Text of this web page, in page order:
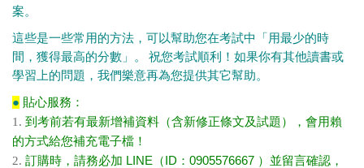
案。
這些是一些常用的方法，可以幫助您在考試中「用最少的時
間，獲得最高的分數」。 祝您考試順利！如果你有其他讀書或
學習上的問題，我們樂意再為您提供其它幫助。
● 貼心服務：
1. 到考前若有最新增補資料（含新修正條文及試題），會用賴
的方式給您補充電子檔！
2. 訂購時，請務必加 LINE（ID：0905576667 ）並留言確認，